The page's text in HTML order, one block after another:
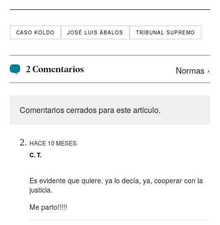
CASO KOLDO JOSÉ LUIS ÁBALOS TRIBUNAL SUPREMO
2 Comentarios Normas ›
Comentarios cerrados para este artículo.
HACE 10 MESES
C. T.
Es evidente que quiere, ya lo decía, ya, cooperar con la
justicia.
Me parto!!!!!